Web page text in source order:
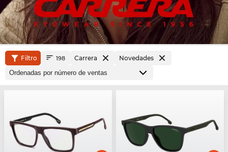
Filtro 198 Carrera Novedades